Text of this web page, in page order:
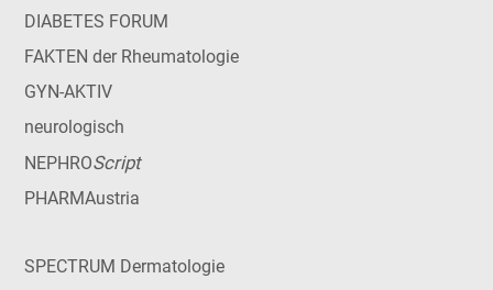
DIABETES FORUM
FAKTEN der Rheumatologie
GYN-AKTIV
neurologisch
NEPHROScript
PHARMAustria
SPECTRUM Dermatologie